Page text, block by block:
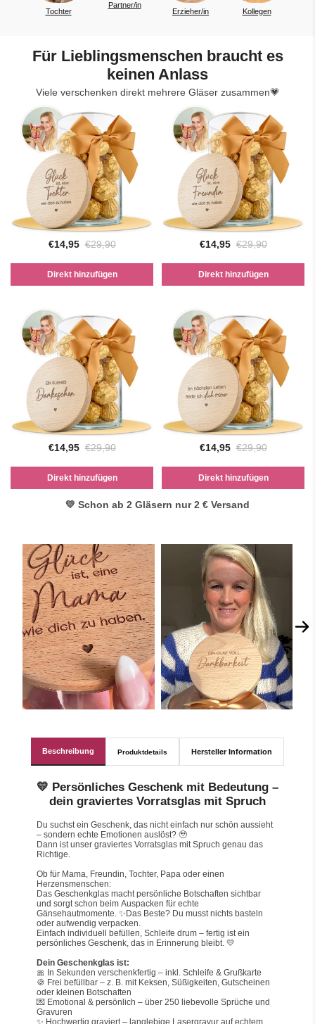
Tochter
Partner/in
Erzieher/in Kollegen
Für Lieblingsmenschen braucht es
keinen Anlass
Viele verschenken direkt mehrere Gläser zusammen💗
€14,95 €29,90
Direkt hinzufügen
€14,95 €29,90
Direkt hinzufügen
€14,95 €29,90
Direkt hinzufügen
€14,95 €29,90
Direkt hinzufügen
💛 Schon ab 2 Gläsern nur 2 € Versand
Beschreibung Produktdetails Hersteller Information
💛 Persönliches Geschenk mit Bedeutung –
dein graviertes Vorratsglas mit Spruch
Du suchst ein Geschenk, das nicht einfach nur schön aussieht
– sondern echte Emotionen auslöst? 🥹
Dann ist unser graviertes Vorratsglas mit Spruch genau das
Richtige.
Ob für Mama, Freundin, Tochter, Papa oder einen
Herzensmenschen:
Das Geschenkglas macht persönliche Botschaften sichtbar
und sorgt schon beim Auspacken für echte
Gänsehautmomente. ✨Das Beste? Du musst nichts basteln
oder aufwendig verpacken.
Einfach individuell befüllen, Schleife drum – fertig ist ein
persönliches Geschenk, das in Erinnerung bleibt. 💛
Dein Geschenkglas ist:
🎀 In Sekunden verschenkfertig – inkl. Schleife & Grußkarte
🍪 Frei befüllbar – z. B. mit Keksen, Süßigkeiten, Gutscheinen
oder kleinen Botschaften
💌 Emotional & persönlich – über 250 liebevolle Sprüche und
Gravuren
✨ Hochwertig graviert – langlebige Lasergravur auf echtem